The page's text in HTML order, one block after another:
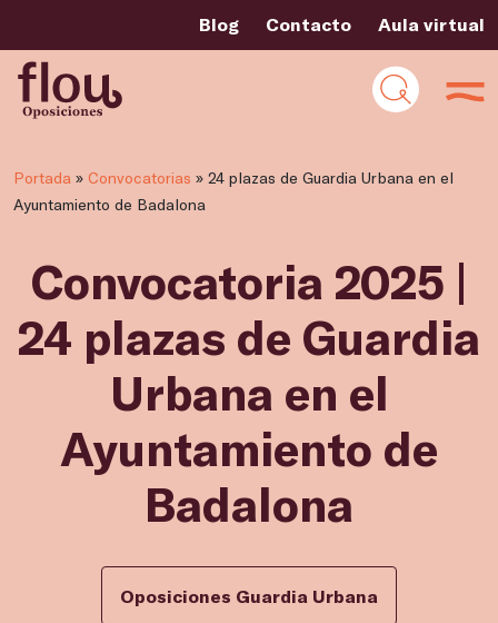
Blog Contacto Aula virtual
Portada » Convocatorias » 24 plazas de Guardia Urbana en el
Ayuntamiento de Badalona
Convocatoria 2025 |
24 plazas de Guardia
Urbana en el
Ayuntamiento de
Badalona
Oposiciones Guardia Urbana